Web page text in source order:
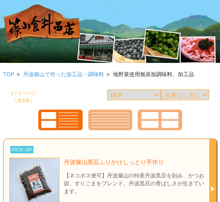
TOP > 丹波篠山で作った加工品・調味料 > 地野菜使用無添加調味料、加工品
1 / 1ページ
（全5件）
PICK UP
丹波篠山黒豆ふりかけしっとり手作り
【ネコポス便可】丹波篠山の特産丹波黒豆を刻み、かつお
節、すりごまをブレンド。丹波黒豆の香ばしさが生きてい
ます。